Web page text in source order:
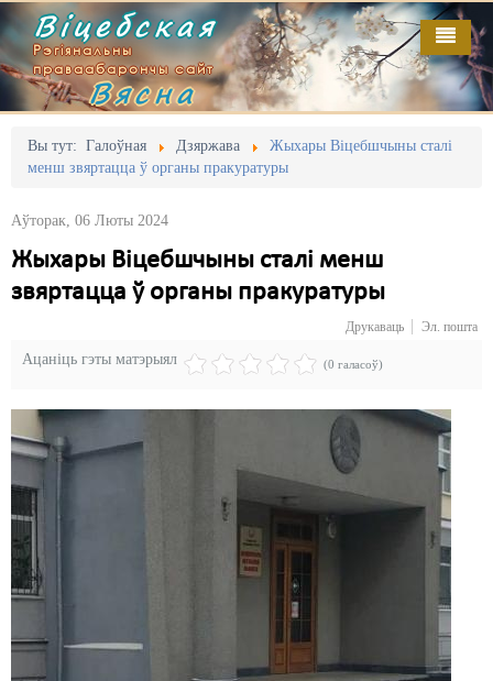
Віцебская
Рэгіянальны
праваабарончы сайт
Вясна
Вы тут: Галоўная Дзяржава
Жыхары Віцебшчыны сталі
менш звяртацца ў органы пракуратуры
Аўторак, 06 Люты 2024
Жыхары Віцебшчыны сталі менш
звяртацца ў органы пракуратуры
Друкаваць Эл. пошта
Ацаніць гэты матэрыял (0 галасоў)
Галоўная
Адміністрацыйны перасьлед
Безбар'ернае асяродзьдзе
Выбары
Дзяржава
Дыскрымінацыя
Затрыманьні
Карная псыхіятрыя
КПЧ ААН
Культурныя правы
Выданьні
Кантакт